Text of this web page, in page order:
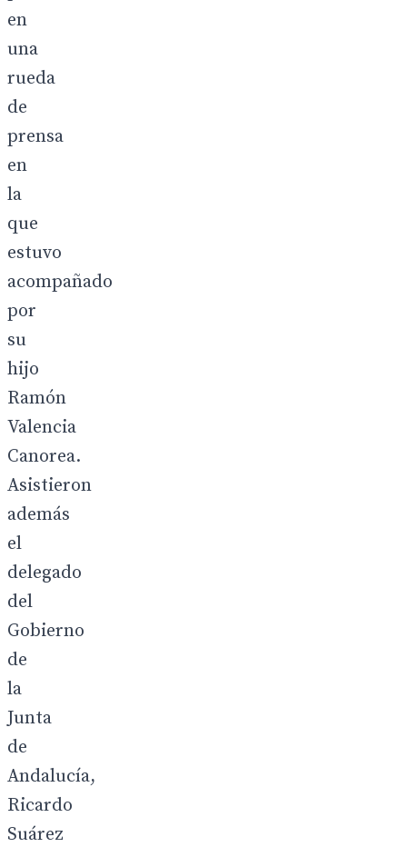
en
una
rueda
de
prensa
en
la
que
estuvo
acompañado
por
su
hijo
Ramón
Valencia
Canorea.
Asistieron
además
el
delegado
del
Gobierno
de
la
Junta
de
Andalucía,
Ricardo
Suárez